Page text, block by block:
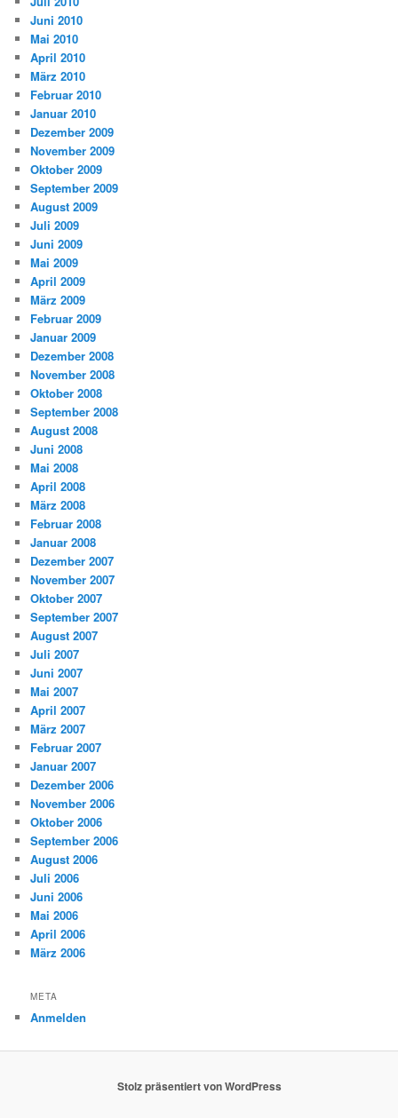
Juni 2010
Mai 2010
April 2010
März 2010
Februar 2010
Januar 2010
Dezember 2009
November 2009
Oktober 2009
September 2009
August 2009
Juli 2009
Juni 2009
Mai 2009
April 2009
März 2009
Februar 2009
Januar 2009
Dezember 2008
November 2008
Oktober 2008
September 2008
August 2008
Juni 2008
Mai 2008
April 2008
März 2008
Februar 2008
Januar 2008
Dezember 2007
November 2007
Oktober 2007
September 2007
August 2007
Juli 2007
Juni 2007
Mai 2007
April 2007
März 2007
Februar 2007
Januar 2007
Dezember 2006
November 2006
Oktober 2006
September 2006
August 2006
Juli 2006
Juni 2006
Mai 2006
April 2006
März 2006
META
Anmelden
Stolz präsentiert von WordPress